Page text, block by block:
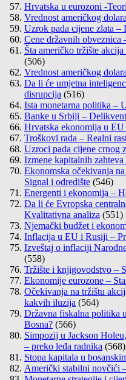
Hrvatska u eurozoni -
Vrednost američkog
Uzrok pada cijene zlata –
Cene državnih obveznica
Šta američko tržište
(506)
Vrednost američkog
Da li će umjetna
disrupcija (516)
Ista monetarna politika –
Banke u Srbiji –
Hrvatska ekonomija u
Troškovi rada – Realni
Uzroci pada cijene crnog
Izmene kapitalnih
Ekonomska očekivanja
Signal i odredište (546)
Energenti i ekonomija –
Da li će Evropska
Kvalitativna analiza (551)
Njemački budžet i
Inflacija u EU i Rusiji –
Izveštaj o inflaciji
(558)
Tržište i knjigovodstvo –
Ekonomije eurozone –
Očekivanja na tržištu
kakvih iluzija (564)
Državna fiskalna politika
Bosna? (566)
Simpozij u Jackson
– preko leđa radnika (568)
Stopa kapitala u
Američki stabilni novčići